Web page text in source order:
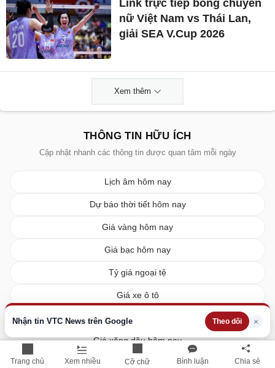
Trang chủ Xem nhiều Cỡ chữ Bình luận Chia sẻ
Nhận tin VTC News trên Google Theo dõi ×
Link trực tiếp bóng chuyền
nữ Việt Nam vs Thái Lan,
giải SEA V.Cup 2026
Xem thêm
THÔNG TIN HỮU ÍCH
Cập nhật nhanh các thông tin được quan tâm mỗi ngày
Lịch âm hôm nay
Dự báo thời tiết hôm nay
Giá vàng hôm nay
Giá bạc hôm nay
Tỷ giá ngoại tệ
Giá xe ô tô
Giá xe máy
Giá xăng dầu hôm nay
Giá tiêu hôm nay